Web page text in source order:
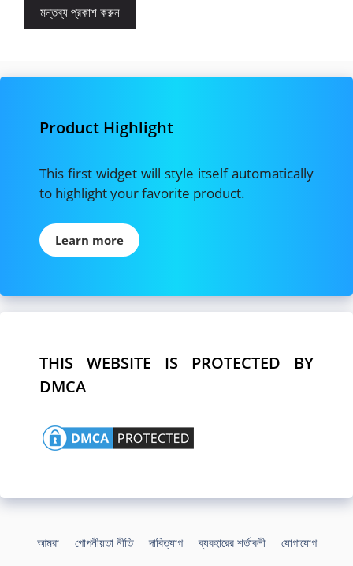
Product Highlight
This first widget will style itself automatically
to highlight your favorite product.
Learn more
THIS WEBSITE IS PROTECTED BY
DMCA
আমরা গোপনীয়তা নীতি দাবিত্যাগ ব্যবহারের শর্তাবলী
যোগাযোগ